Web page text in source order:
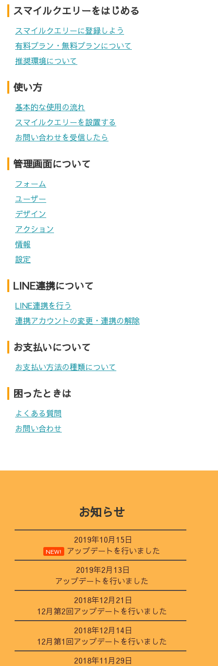
スマイルクエリーをはじめる
スマイルクエリーに登録しよう
有料プラン・無料プランについて
推奨環境について
使い方
基本的な使用の流れ
スマイルクエリーを設置する
お問い合わせを受信したら
管理画面について
フォーム
ユーザー
デザイン
アクション
情報
設定
LINE連携について
LINE連携を行う
連携アカウントの変更・連携の解除
お支払いについて
お支払い方法の種類について
困ったときは
よくある質問
お問い合わせ
お知らせ
2019年10月15日
NEW!
アップデートを行いました
2019年2月13日
アップデートを行いました
2018年12月21日
12月第2回アップデートを行いました
2018年12月14日
12月第1回アップデートを行いました
2018年11月29日